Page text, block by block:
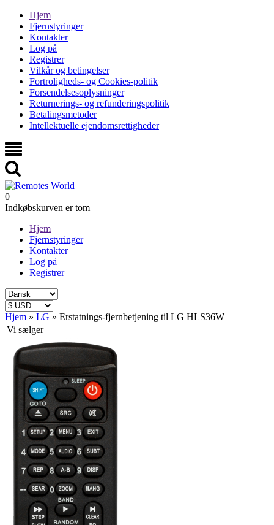
Hjem
Fjernstyringer
Kontakter
Log på
Registrer
Vilkår og betingelser
Fortroligheds- og Cookies-politik
Forsendelsesoplysninger
Returnerings- og refunderingspolitik
Betalingsmetoder
Intellektuelle ejendomsrettigheder
0
Indkøbskurven er tom
Hjem
Fjernstyringer
Kontakter
Log på
Registrer
Hjem » LG » Erstatnings-fjernbetjening til LG HLS36W
Vi sælger